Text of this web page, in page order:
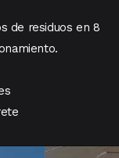
de residuos en 8